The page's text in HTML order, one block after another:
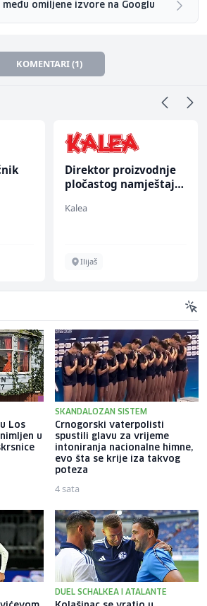
među omiljene izvore na Googlu
KOMENTARI (1)
Direktor proizvodnje
pločastog namještaja
Kalea
Ilijaš
Los
u
SKANDALOZAN SISTEM
Crnogorski vaterpolisti
spustili glavu za vrijeme
intoniranja nacionalne himne,
evo šta se krije iza takvog
poteza
4 sata
DUEL SCHALKEA I ATALANTE